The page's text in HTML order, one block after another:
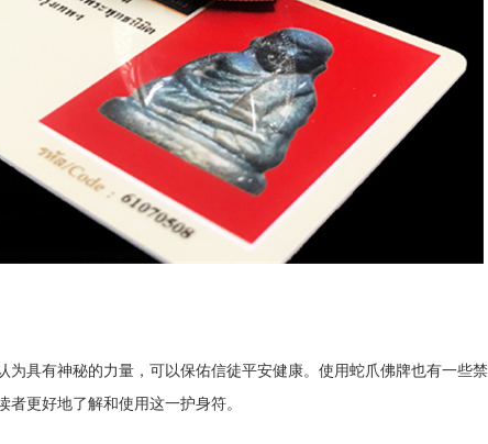
为具有神秘的力量，可以保佑信徒平安健康。使用蛇爪佛牌也有一些禁
更好地了解和使用这一护身符。